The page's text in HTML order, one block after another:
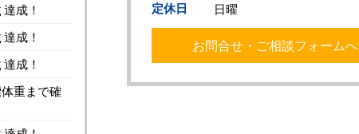
定休日
日曜
お問合せ・ご相談フォームへ
成！
成！
成！
重まで確